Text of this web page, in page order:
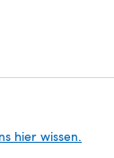
hier wissen.